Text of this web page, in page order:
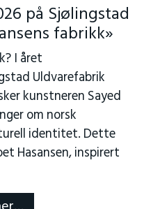
på Sjølingstad
fabrikk»
I året
Uldvarefabrik
kunstneren Sayed
om norsk
identitet. Dette
Hasansen, inspirert